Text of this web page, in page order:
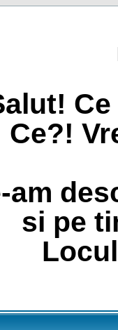
Ce?!
am
si pe